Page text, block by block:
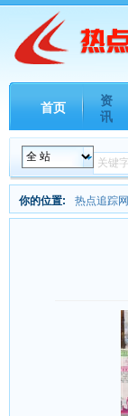
首页
资
讯
你的位置: 热点追踪网